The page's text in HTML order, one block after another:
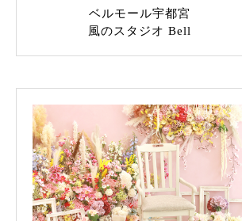
ベルモール宇都宮
風のスタジオ Bell